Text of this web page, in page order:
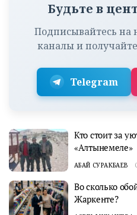
Будьте в
Подписывайтесь
каналы и
Telegram
Кто стоит за
«Алтынемеле»
АБАЙ СУРАКБАЕВ
Во сколько
Жаркенте?